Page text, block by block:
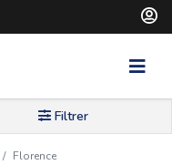
Filtrer
Florence